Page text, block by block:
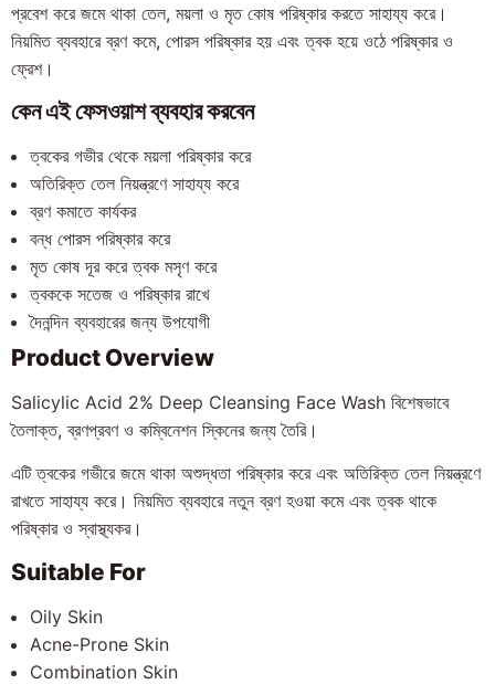
প্রবেশ করে জমে থাকা তেল, ময়লা ও মৃত কোষ পরিষ্কার করতে সাহায্য করে।
নিয়মিত ব্যবহারে ব্রণ কমে, পোরস পরিষ্কার হয় এবং ত্বক হয়ে ওঠে পরিষ্কার ও
ফ্রেশ।
কেন এই ফেসওয়াশ ব্যবহার করবেন
ত্বকের গভীর থেকে ময়লা পরিষ্কার করে
অতিরিক্ত তেল নিয়ন্ত্রণে সাহায্য করে
ব্রণ কমাতে কার্যকর
বন্ধ পোরস পরিষ্কার করে
মৃত কোষ দূর করে ত্বক মসৃণ করে
ত্বককে সতেজ ও পরিষ্কার রাখে
দৈনন্দিন ব্যবহারের জন্য উপযোগী
Product Overview
Salicylic Acid 2% Deep Cleansing Face Wash বিশেষভাবে
তৈলাক্ত, ব্রণপ্রবণ ও কম্বিনেশন স্কিনের জন্য তৈরি।
এটি ত্বকের গভীরে জমে থাকা অশুদ্ধতা পরিষ্কার করে এবং অতিরিক্ত তেল নিয়ন্ত্রণে
রাখতে সাহায্য করে। নিয়মিত ব্যবহারে নতুন ব্রণ হওয়া কমে এবং ত্বক থাকে
পরিষ্কার ও স্বাস্থ্যকর।
Suitable For
Oily Skin
Acne-Prone Skin
Combination Skin